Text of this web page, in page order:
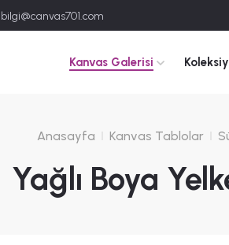
bilgi@canvas701.com
Kanvas Galerisi
Anasayfa Kanvas Tablolar
Yağlı Boya